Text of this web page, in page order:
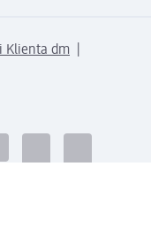
Klienta dm